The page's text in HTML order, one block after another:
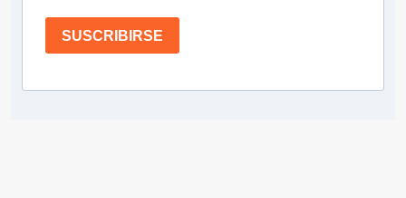
SUSCRIBIRSE